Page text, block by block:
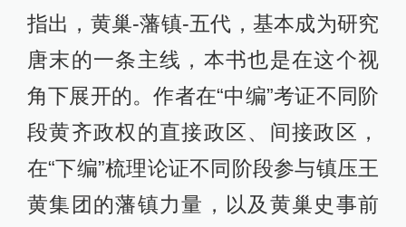
指出，黄巢-藩镇-五代，基本成为研究
唐末的一条主线，本书也是在这个视
角下展开的。作者在“中编”考证不同阶
段黄齐政权的直接政区、间接政区，
在“下编”梳理论证不同阶段参与镇压王
黄集团的藩镇力量，以及黄巢史事前